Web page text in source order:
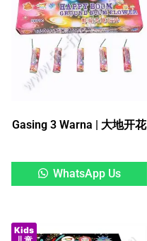
Gasing 3 Warna | 大地开花
WhatsApp Us
Kids